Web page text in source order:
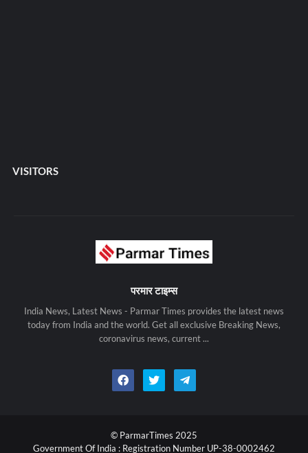
VISITORS
परमार टाइम्स
India News, Latest News - Parmar Times provides the latest news
today from India and the world. Get all exclusive Breaking News,
coronavirus news, current ...
© ParmarTimes 2025
Government Of India : Registration Number UP-38-0002462